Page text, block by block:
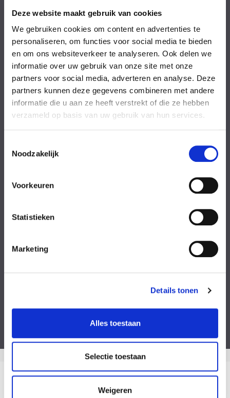
Deze website maakt gebruik van cookies
We gebruiken cookies om content en advertenties te
personaliseren, om functies voor social media te bieden
en om ons websiteverkeer te analyseren. Ook delen we
informatie over uw gebruik van onze site met onze
partners voor social media, adverteren en analyse. Deze
partners kunnen deze gegevens combineren met andere
informatie die u aan ze heeft verstrekt of die ze hebben
verzameld op basis van uw gebruik van hun services.
Noodzakelijk
Voorkeuren
Statistieken
Marketing
Details tonen
Alles toestaan
Selectie toestaan
Weigeren
Zaterdag
Feestdagen
09:00-17:00 uur
Gesloten
Stel uw vraag
Achternaam
Eventuele
opmerkingen
Privacyverklaring
Ik ga akkoord met deprivacy statement&algemene voorwaarden.
algemene voorwaarden
Zo kan het dus ook